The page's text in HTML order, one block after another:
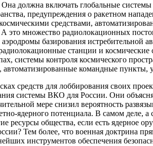
должна включать глобальные системы
предупреждения о ракетном
средствами,
это множество радиолокационных
базирования истребительной
станции и
системы контроля космического
командные пункты,
средств для лоббирования своих
системы ВКО для России. Они
мере снизил вероятность
ядерного потенциала. В самом деле, а
ресурсы общества, если есть ядерное
Тем более, что военная доктрина
инструментов обеспечения